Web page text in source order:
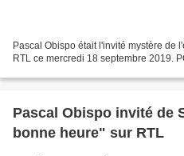
Pascal Obispo était l'invité mystère de
RTL ce mercredi 18 septembre 2019.
Pascal Obispo invité de
bonne heure" sur RTL